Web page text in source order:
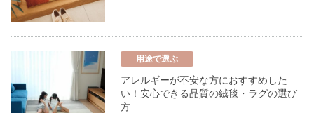
用途で選ぶ
アレルギーが不安な方におすすめした
い！安心できる品質の絨毯・ラグの選び
方